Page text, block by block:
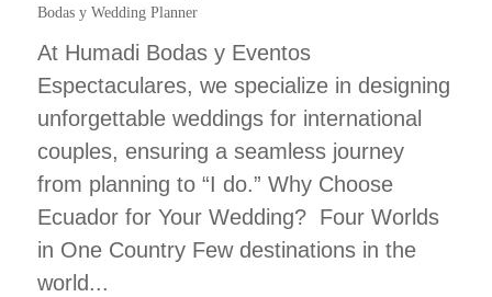
Bodas y Wedding Planner
At Humadi Bodas y Eventos
Espectaculares, we specialize in designing
unforgettable weddings for international
couples, ensuring a seamless journey
from planning to “I do.” Why Choose
Ecuador for Your Wedding? Four Worlds
in One Country Few destinations in the
world...